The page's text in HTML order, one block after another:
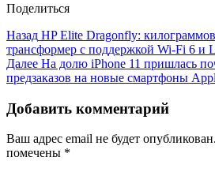
Поделиться
Назад HP Elite Dragonfly:
трансформер с поддержкой Wi-Fi 6 и
Далее На долю iPhone 11 пришлась
предзаказов на новые смартфоны
Добавить комментарий
Ваш адрес email не будет опубликован.
помечены *